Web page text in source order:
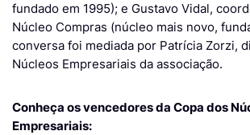
fundado em 1995); e Gustavo Vidal,
Núcleo Compras (núcleo mais novo,
conversa foi mediada por Patrícia Zorzi,
Núcleos Empresariais da associação.
Conheça os vencedores da Copa dos
Empresariais: